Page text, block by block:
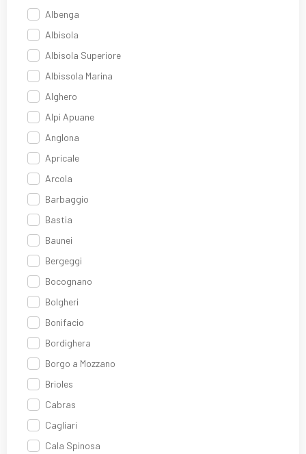
Albenga
Albisola
Albisola Superiore
Albissola Marina
Alghero
Alpi Apuane
Anglona
Apricale
Arcola
Barbaggio
Bastia
Baunei
Bergeggi
Bocognano
Bolgheri
Bonifacio
Bordighera
Borgo a Mozzano
Brioles
Cabras
Cagliari
Cala Spinosa